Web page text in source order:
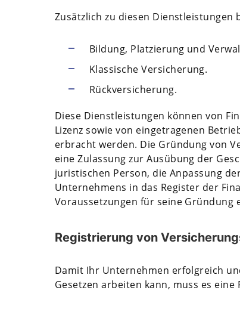
Zusätzlich zu diesen
Bildung, Platzierung und
Klassische Versicherung.
Rückversicherung.
Diese Dienstleistungen können von
Lizenz sowie von eingetragenen
erbracht werden. Die Gründung von
eine Zulassung zur Ausübung der
juristischen Person, die Anpassung
Unternehmens in das Register der
Voraussetzungen für seine Gründung
Registrierung von
Damit Ihr Unternehmen erfolgreich
Gesetzen arbeiten kann, muss es